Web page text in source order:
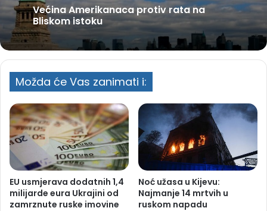
Većina Amerikanaca protiv rata na
Bliskom istoku
Možda će Vas zanimati i:
EU usmjerava dodatnih 1,4
milijarde eura Ukrajini od
zamrznute ruske imovine
Noć užasa u Kijevu:
Najmanje 14 mrtvih u
ruskom napadu